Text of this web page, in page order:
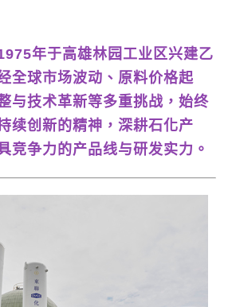
年于高雄林园工业区兴建乙
全球市场波动、原料价格起
与技术革新等多重挑战，始终
续创新的精神，深耕石化产
竞争力的产品线与研发实力。